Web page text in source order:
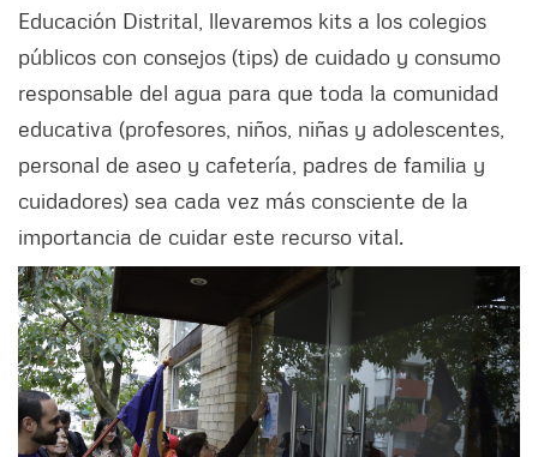
Educación Distrital, llevaremos kits a los colegios
públicos con consejos (tips) de cuidado y consumo
responsable del agua para que toda la comunidad
educativa (profesores, niños, niñas y adolescentes,
personal de aseo y cafetería, padres de familia y
cuidadores) sea cada vez más consciente de la
importancia de cuidar este recurso vital.